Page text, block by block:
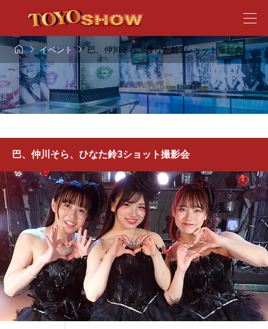
イベント巴、仲川そら、ひなた鈴3ショット撮影会
巴、仲川そら、ひなた鈴3ショット撮影会